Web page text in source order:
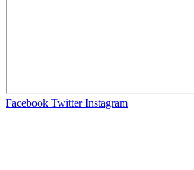
Facebook Twitter Instagram